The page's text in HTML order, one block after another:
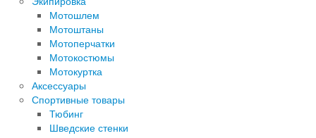
Мотошлем
Мотоштаны
Мотоперчатки
Мотокостюмы
Мотокуртка
Аксессуары
Спортивные товары
Тюбинг
Шведские стенки